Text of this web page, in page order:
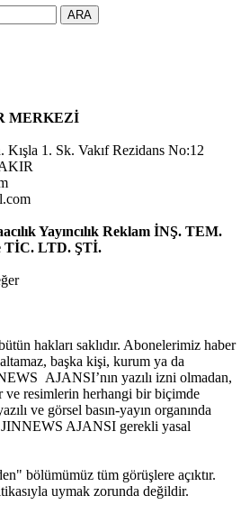
ARA
MERKEZİ
1. Sk. Vakıf Rezidans No:12
Yayıncılık Reklam İNŞ. TEM.
TİC. LTD. ŞTİ.
hakları saklıdır. Abonelerimiz haber
başka kişi, kurum ya da
AJANSI’nın yazılı izni olmadan,
ve resimlerin herhangi bir biçimde
ve görsel basın-yayın organında
JINNEWS AJANSI gerekli yasal
bölümümüz tüm görüşlere açıktır.
uymak zorunda değildir.